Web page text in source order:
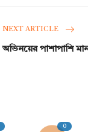
NEXT ARTICLE
অভিনয়ের পাশাপাশি
0